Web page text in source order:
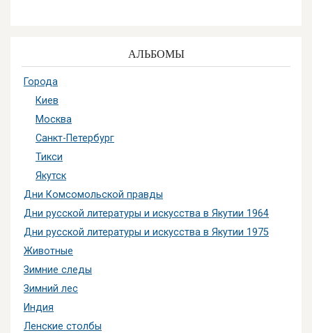
АЛЬБОМЫ
Города
Киев
Москва
Санкт-Петербург
Тикси
Якутск
Дни Комсомольской правды
Дни русской литературы и искусства в Якутии 1964
Дни русской литературы и искусства в Якутии 1975
Животные
Зимние следы
Зимний лес
Индия
Ленские столбы